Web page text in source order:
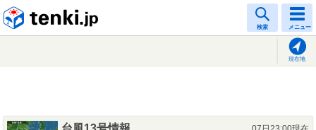
検索 メニュー
現在地